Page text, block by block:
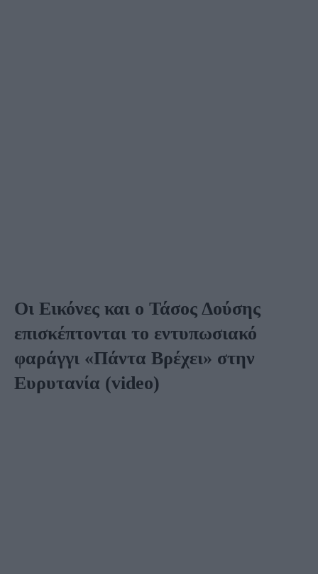
Οι Εικόνες και ο Τάσος Δούσης
επισκέπτονται το εντυπωσιακό
φαράγγι «Πάντα Βρέχει» στην
Ευρυτανία (video)